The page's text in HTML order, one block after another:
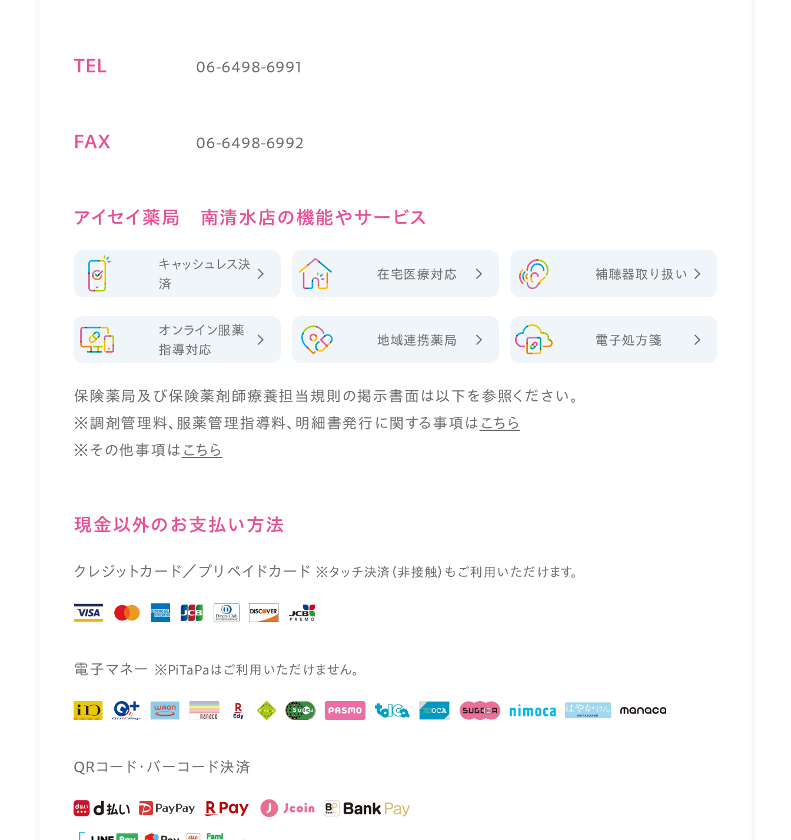
TEL 06-6498-6991
FAX 06-6498-6992
アイセイ薬局 南清水店の機能やサービス
キャッシュレス決
済
在宅医療対応 補聴器取り扱い
オンライン服薬
指導対応
地域連携薬局 電子処方箋
保険薬局及び保険薬剤師療養担当規則の掲示書面は以下を参照ください。
※調剤管理料、服薬管理指導料、明細書発行に関する事項は こちら
※その他事項は こちら
現⾦以外のお⽀払い⽅法
クレジットカード／プリペイドカード ※タッチ決済（⾮接触）もご利⽤いただけます。
電⼦マネー ※PiTaPaはご利⽤いただけません。
QRコード・バーコード決済